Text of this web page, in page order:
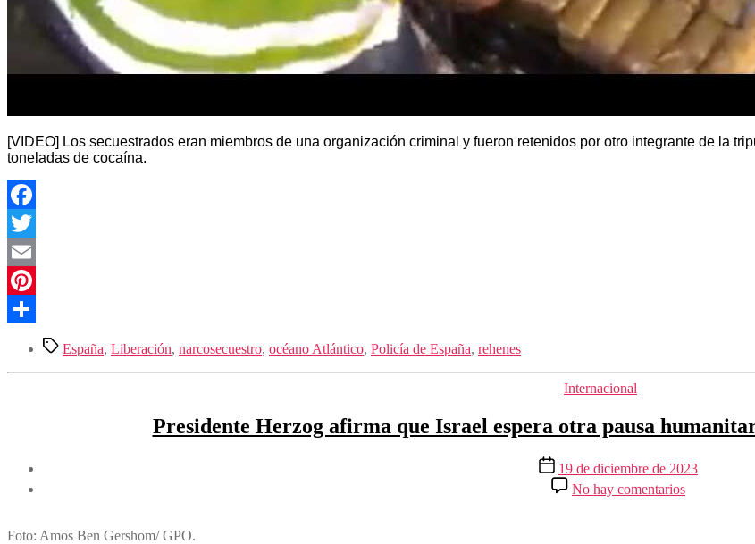
[VIDEO] Los secuestrados eran miembros de una organización criminal y fueron retenidos por otro integrante de la
toneladas de cocaína.
Facebook
Twitter
Email
Pinterest
CompartirEtiquetas
España, Liberación, narcosecuestro, océano Atlántico, Policía de España, rehenes
Categorías
Internacional
Presidente Herzog afirma que Israel espera otra pausa
Fecha19 de diciembre de 2023
No hay comentarios
Presidente
Foto: Amos Ben Gershom/ GPO.